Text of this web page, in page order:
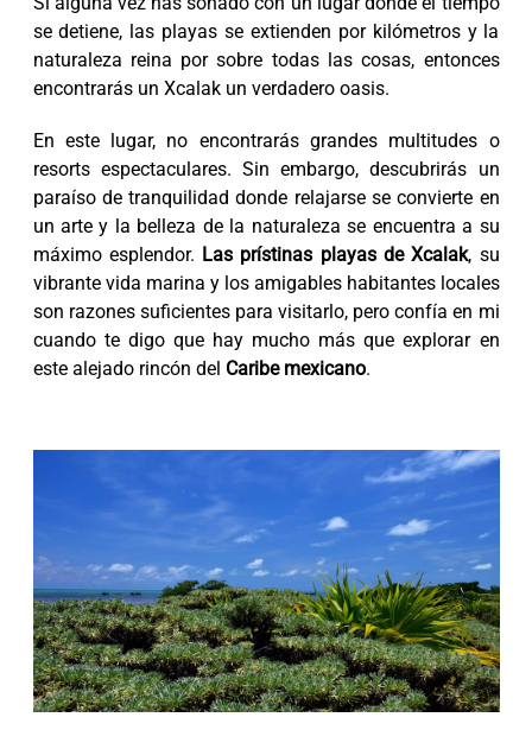
se detiene, las playas se extienden por kilómetros y la
naturaleza reina por sobre todas las cosas, entonces
encontrarás un Xcalak un verdadero oasis.
En este lugar, no encontrarás grandes multitudes o
resorts espectaculares. Sin embargo, descubrirás un
paraíso de tranquilidad donde relajarse se convierte en
un arte y la belleza de la naturaleza se encuentra a su
máximo esplendor. Las prístinas playas de Xcalak, su
vibrante vida marina y los amigables habitantes locales
son razones suficientes para visitarlo, pero confía en mi
cuando te digo que hay mucho más que explorar en
este alejado rincón del Caribe mexicano.